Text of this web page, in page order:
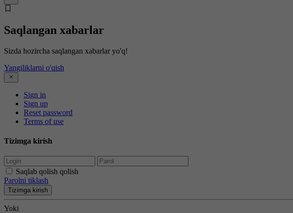
Saqlangan xabarlar
Sizda hozircha saqlangan xabarlar yo'q!
Yangiliklarni o'qish
Sign in
Sign up
Reset password
Terms of use
Tizimga kirish
Saqlab qolish qolish
Parolni tiklash
Tizimga kirish
Yoki